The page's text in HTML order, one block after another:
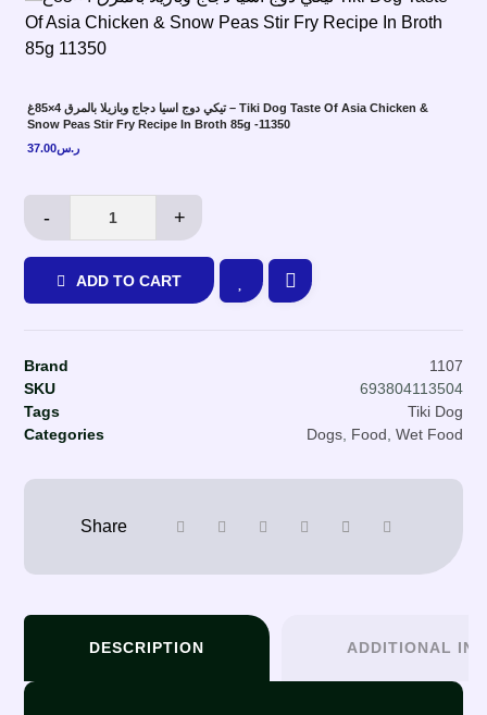
تيكي دوج اسيا دجاج وبازيلا بالمرق 4×85غ – Tiki Dog Taste Of Asia Chicken &
Snow Peas Stir Fry Recipe In Broth 85g -11350
ر.س37.00
- +
ADD TO CART
Brand
1107
SKU
693804113504
Tags
Tiki Dog
Categories
Dogs, Food Wet Food
DESCRIPTION ADDITIONAL